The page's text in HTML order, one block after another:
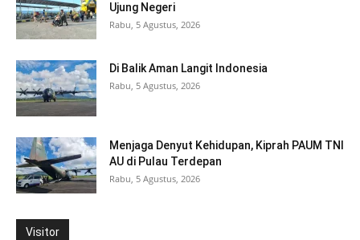
Ujung Negeri
Rabu, 5 Agustus, 2026
Di Balik Aman Langit Indonesia
Rabu, 5 Agustus, 2026
Menjaga Denyut Kehidupan, Kiprah PAUM TNI
AU di Pulau Terdepan
Rabu, 5 Agustus, 2026
Visitor